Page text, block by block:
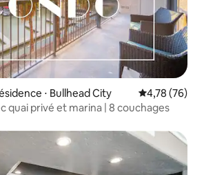
⋅ Bullhead City Évaluation
4,78 (76)
quai privé et marina | 8 couchages